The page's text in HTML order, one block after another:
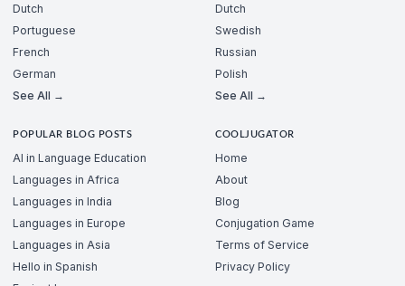
Dutch
Portuguese
French
German
See All →
Dutch
Swedish
Russian
Polish
See All →
POPULAR BLOG POSTS
AI in Language Education
Languages in Africa
Languages in India
Languages in Europe
Languages in Asia
Hello in Spanish
COOLJUGATOR
Home
About
Blog
Conjugation Game
Terms of Service
Privacy Policy